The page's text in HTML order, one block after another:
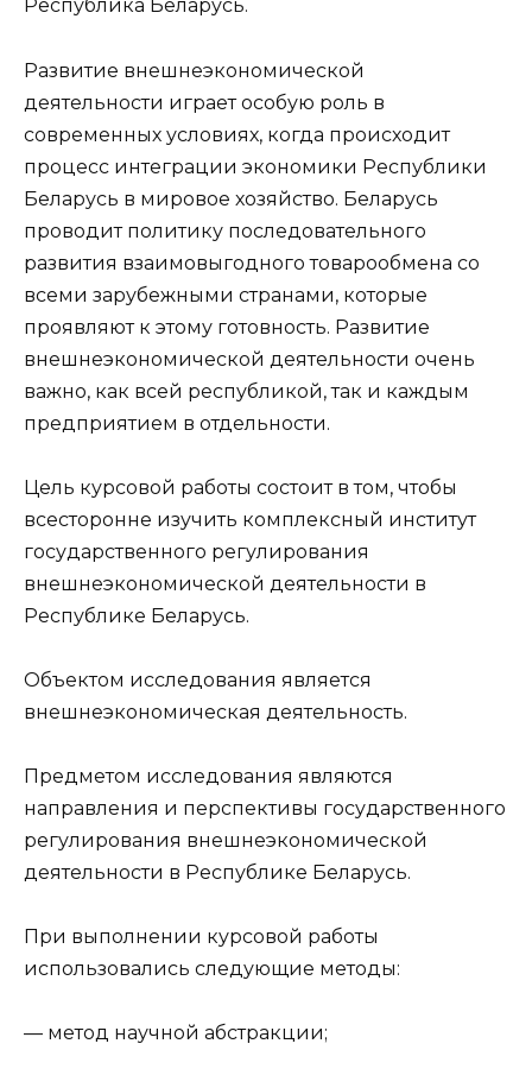
Республика Беларусь.
Развитие внешнеэкономической
деятельности играет особую роль в
современных условиях, когда происходит
процесс интеграции экономики Республики
Беларусь в мировое хозяйство. Беларусь
проводит политику последовательного
развития взаимовыгодного товарообмена со
всеми зарубежными странами, которые
проявляют к этому готовность. Развитие
внешнеэкономической деятельности очень
важно, как всей республикой, так и каждым
предприятием в отдельности.
Цель курсовой работы состоит в том, чтобы
всесторонне изучить комплексный институт
государственного регулирования
внешнеэкономической деятельности в
Республике Беларусь.
Объектом исследования является
внешнеэкономическая деятельность.
Предметом исследования являются
направления и перспективы государственного
регулирования внешнеэкономической
деятельности в Республике Беларусь.
При выполнении курсовой работы
использовались следующие методы:
— метод научной абстракции;